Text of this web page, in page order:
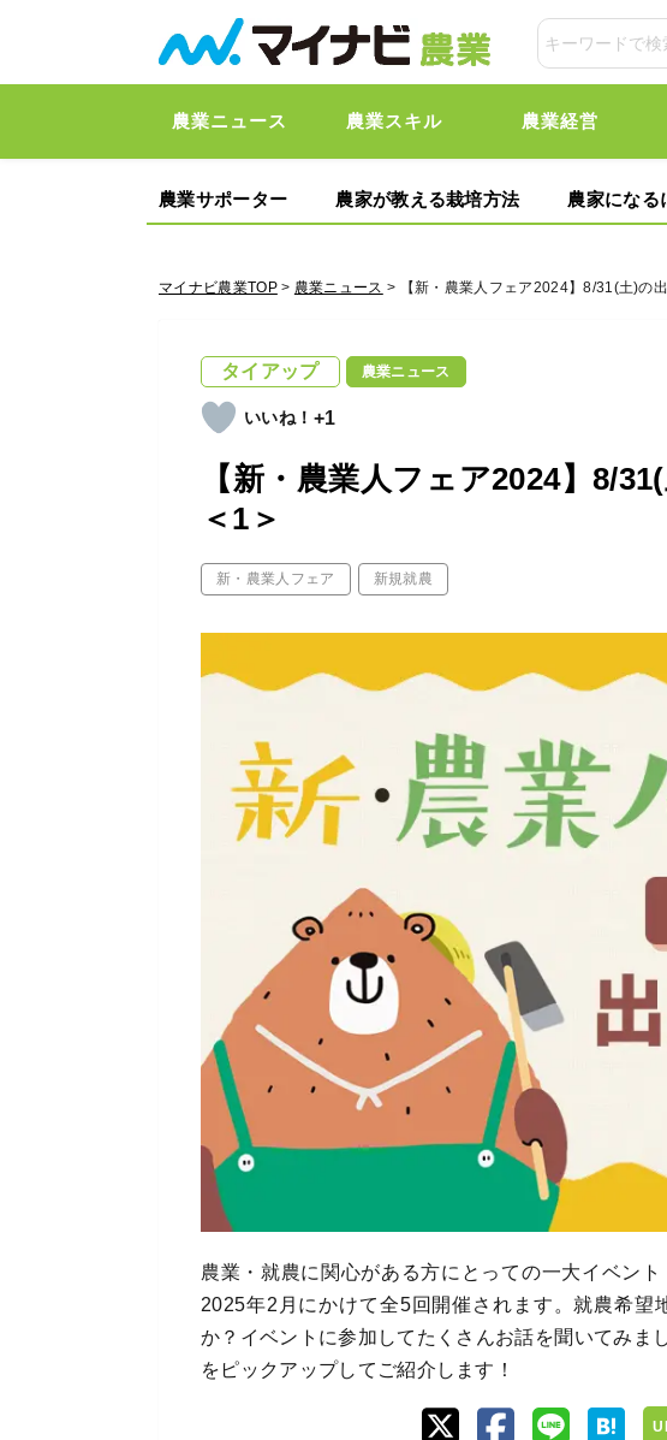
農業ニュース 農業スキル 農業経営
農業サポーター 農家が教える栽培方法 農家になる
マイナビ農業TOP> 農業ニュース > 【新・農業人フェア2024】8/31(土)の
タイアップ 農業ニュース
+1
【新・農業人フェア2024】8/
＜1＞
新・農業人フェア 新規就農
農業・就農に関心がある方にとっての一大イベン
2025年2月にかけて全5回開催されます。就農希望
か？イベントに参加してたくさんお話を聞いてみま
をピックアップしてご紹介します！